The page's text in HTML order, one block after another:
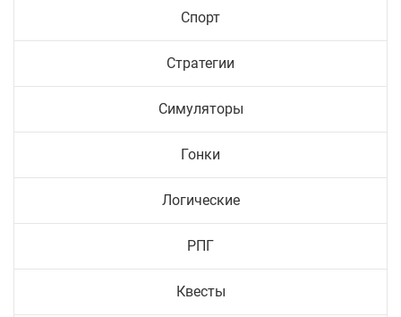
Спорт
Стратегии
Симуляторы
Гонки
Логические
РПГ
Квесты